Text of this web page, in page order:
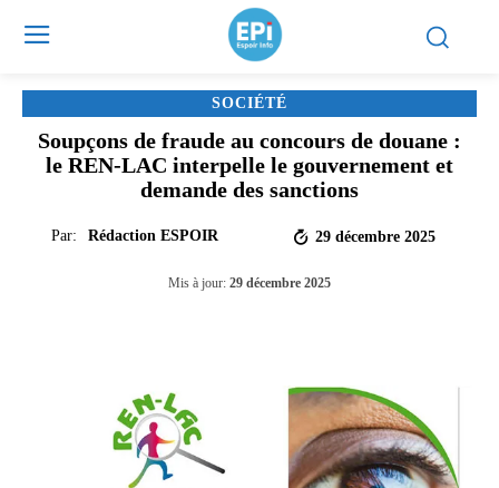
SOCIÉTÉ
Soupçons de fraude au concours de douane :
le REN-LAC interpelle le gouvernement et
demande des sanctions
Par: Rédaction ESPOIR 29 décembre 2025
Mis à jour: 29 décembre 2025